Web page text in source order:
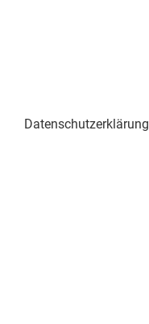
Datenschutzerklärung